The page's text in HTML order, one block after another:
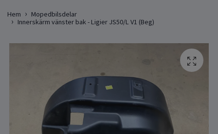
Hem
Mopedbilsdelar
Innerskärm vänster bak - Ligier JS50/L V1 (Beg)